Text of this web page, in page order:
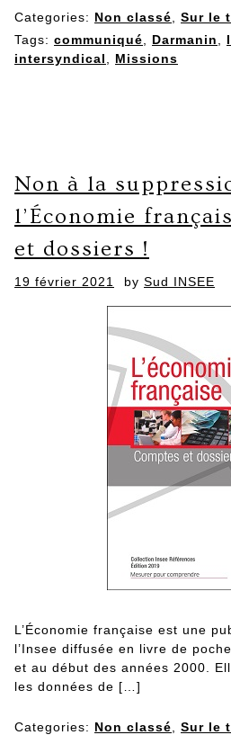
Categories: Non classé, Sur le
Tags: communiqué, Darmanin,
intersyndical, Missions
Non à la
l’Économie
et dossiers !
Posted
19 février 2021 by Sud INSEE
L’Économie française est une
l’Insee diffusée en livre de
et au début des années 2000.
les données de […]
Categories: Non classé, Sur le